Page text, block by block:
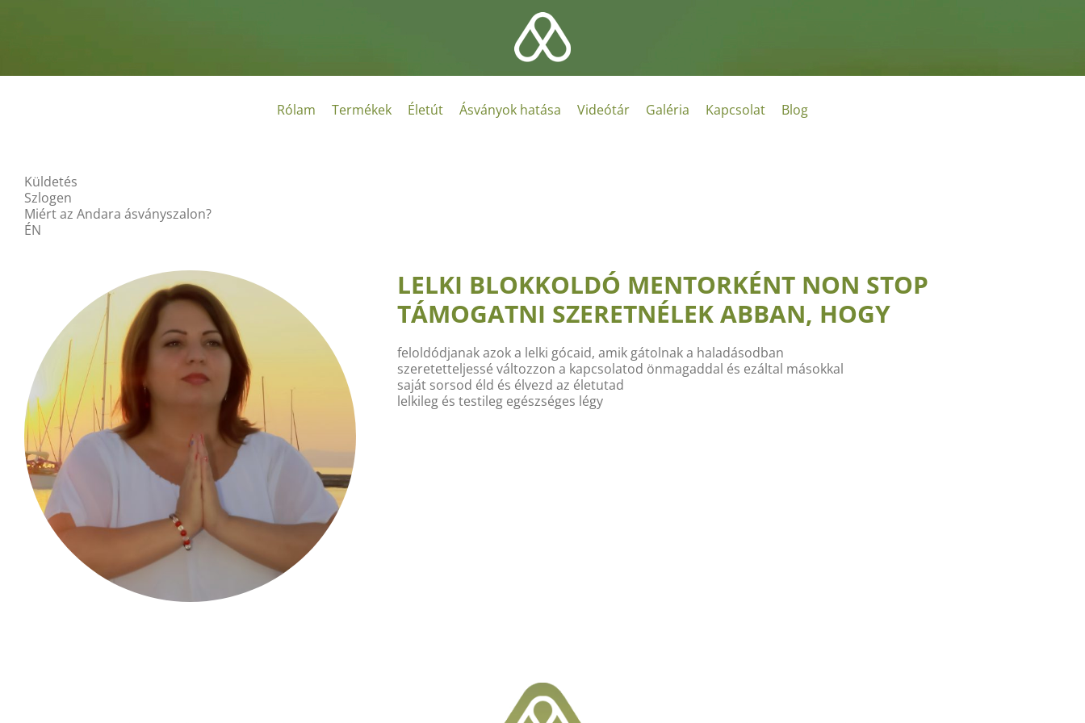
Rólam Termékek Életút Ásványok hatása Videótár Galéria Kapcsolat Blog
Küldetés
Szlogen
Miért az Andara ásványszalon?
ÉN
LELKI BLOKKOLDÓ MENTORKÉNT NON STOP
TÁMOGATNI SZERETNÉLEK ABBAN, HOGY
feloldódjanak azok a lelki gócaid, amik gátolnak a haladásodban
szeretetteljessé változzon a kapcsolatod önmagaddal és ezáltal másokkal
saját sorsod éld és élvezd az életutad
lelkileg és testileg egészséges légy